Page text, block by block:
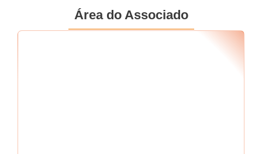
Área do Associado